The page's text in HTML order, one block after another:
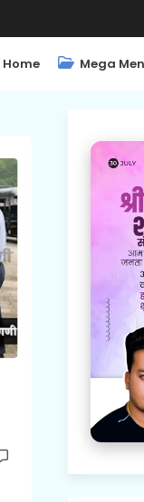
Home Mega